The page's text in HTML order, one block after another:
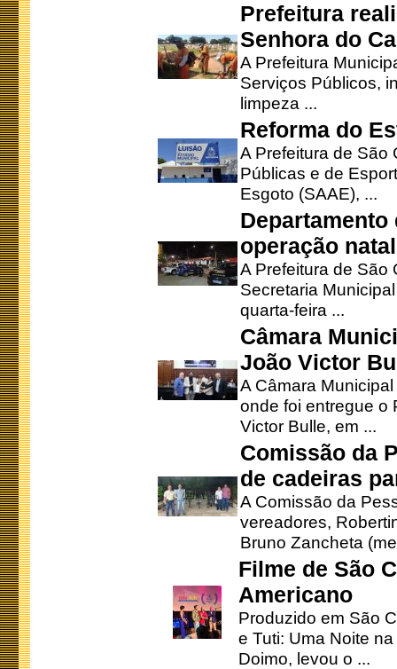
Prefeitura
Senhora do
A Prefeitura
Serviços Públicos,
limpeza ...
Reforma do
A Prefeitura de São
Públicas e de
Esgoto (SAAE), ...
operação
A Prefeitura de São
Secretaria
quarta-feira ...
Câmara
João Victor
A Câmara
onde foi entregue o
Victor Bulle, em ...
Comissão da
de cadeiras
A Comissão da
vereadores,
Bruno Zancheta
Filme de São
Americano
Produzido em São
e Tuti: Uma Noite
Doimo, levou o ...